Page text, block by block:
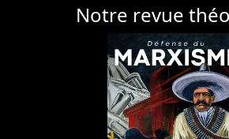
Notre revue